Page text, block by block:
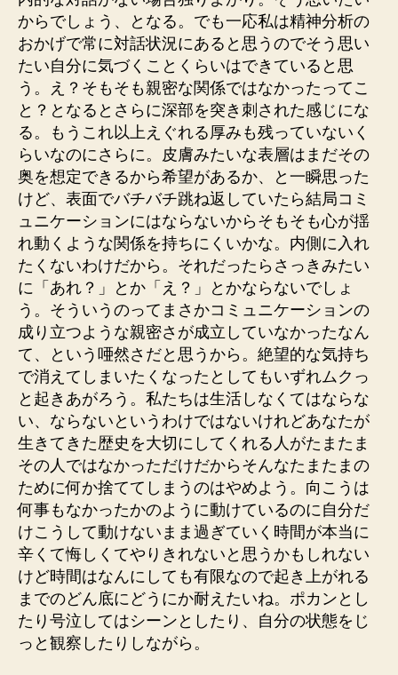
からでしょう、となる。でも一応私は精神分析の
おかげで常に対話状況にあると思うのでそう思い
たい自分に気づくことくらいはできていると思
う。え？そもそも親密な関係ではなかったってこ
と？となるとさらに深部を突き刺された感じにな
る。もうこれ以上えぐれる厚みも残っていないく
らいなのにさらに。皮膚みたいな表層はまだその
奥を想定できるから希望があるか、と一瞬思った
けど、表面でバチバチ跳ね返していたら結局コミ
ュニケーションにはならないからそもそも心が揺
れ動くような関係を持ちにくいかな。内側に入れ
たくないわけだから。それだったらさっきみたい
に「あれ？」とか「え？」とかならないでしょ
う。そういうのってまさかコミュニケーションの
成り立つような親密さが成立していなかったなん
て、という唖然さだと思うから。絶望的な気持ち
で消えてしまいたくなったとしてもいずれムクっ
と起きあがろう。私たちは生活しなくてはならな
い、ならないというわけではないけれどあなたが
生きてきた歴史を大切にしてくれる人がたまたま
その人ではなかっただけだからそんなたまたまの
ために何か捨ててしまうのはやめよう。向こうは
何事もなかったかのように動けているのに自分だ
けこうして動けないまま過ぎていく時間が本当に
辛くて悔しくてやりきれないと思うかもしれない
けど時間はなんにしても有限なので起き上がれる
までのどん底にどうにか耐えたいね。ポカンとし
たり号泣してはシーンとしたり、自分の状態をじ
っと観察したりしながら。